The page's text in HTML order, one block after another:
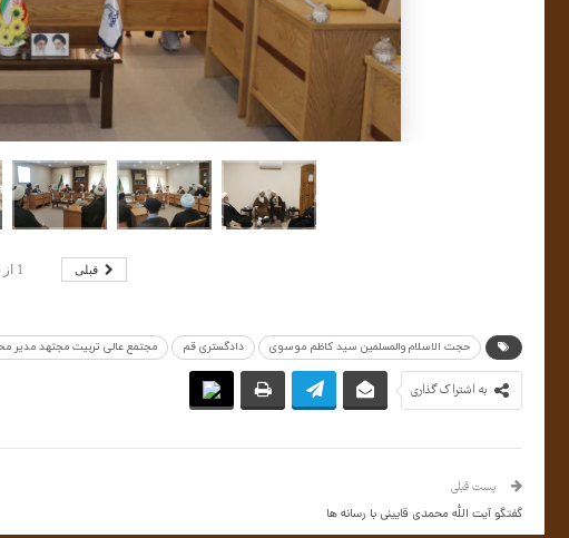
قبلی 1 از
حجت الاسلام والمسلمین سید کاظم موسوی دادگستری قم مجتمع عالی تربیت مجتهد مدیر
به اشتراک گذاری
پست قبلی
گفتگو آیت الله محمدی قایینی با رسانه ها